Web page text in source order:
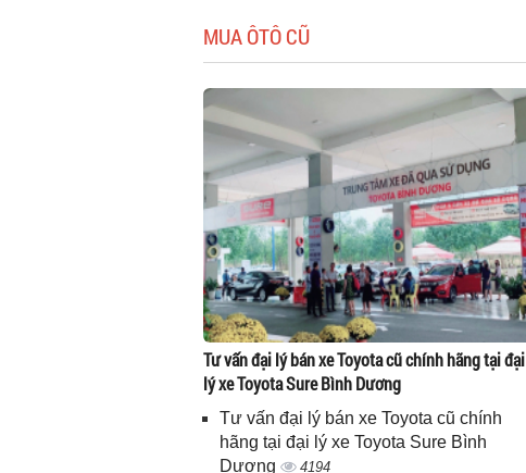
MUA ÔTÔ CŨ
Tư vấn đại lý bán xe Toyota cũ chính hãng tại đại
lý xe Toyota Sure Bình Dương
Tư vấn đại lý bán xe Toyota cũ chính
hãng tại đại lý xe Toyota Sure Bình
Dương
4194